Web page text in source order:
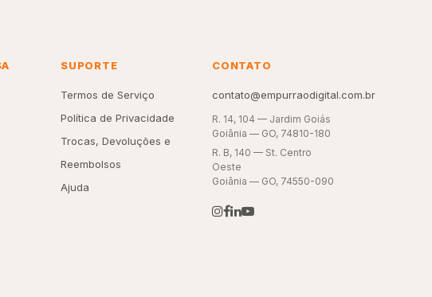
SUPORTE
Termos de Serviço
Política de Privacidade
Trocas, Devoluções e
Reembolsos
Ajuda
CONTATO
contato@empurraodigital.com.br
R. 14, 104 — Jardim Goiás
Goiânia — GO, 74810-180
R. B, 140 — St. Centro
Oeste
Goiânia — GO, 74550-090